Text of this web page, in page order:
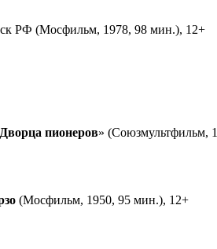
РФ (Мосфильм, 1978, 98 мин.), 12+
пионеров» (Союзмультфильм,
(Мосфильм, 1950, 95 мин.), 12+